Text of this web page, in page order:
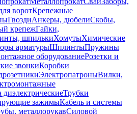
воротКрепежные
ГвоздиАнкеры, дюбелиСкобы,
крепежГайки,
шпилькиХомутыХимические
арматурыШплинтыПружины
оборудованиеРозетки и
звонкиКоробки
ЭлектропатроныВилки,
диэлектрическиеТрубки
зажимыКабель и системы
металлорукавСиловой